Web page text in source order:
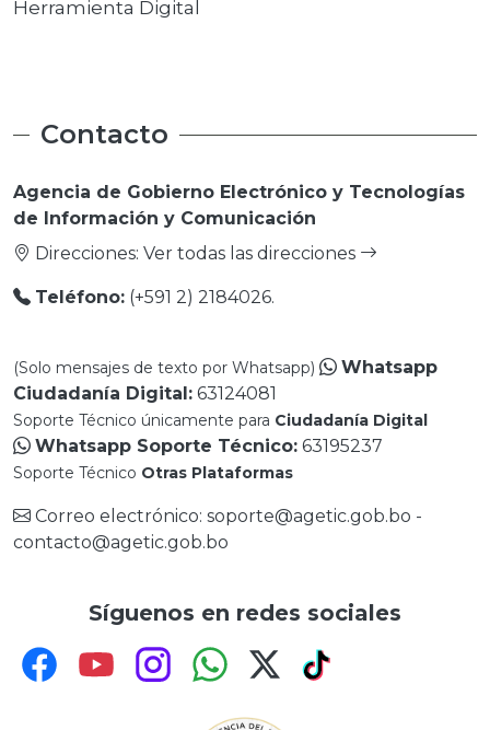
Herramienta Digital
Contacto
Agencia de Gobierno Electrónico y Tecnologías
de Información y Comunicación
Direcciones: Ver todas las direcciones
Teléfono: (+591 2) 2184026.
(Solo mensajes de texto por Whatsapp)
Whatsapp
Ciudadanía Digital: 63124081
Soporte Técnico únicamente para Ciudadanía Digital
Whatsapp Soporte Técnico: 63195237
Soporte Técnico Otras Plataformas
Correo electrónico: soporte@agetic.gob.bo -
contacto@agetic.gob.bo
Síguenos en redes sociales